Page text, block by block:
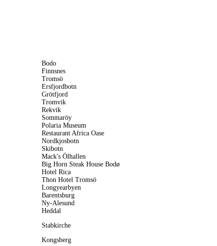
Bodo
Finnsnes
Tromsö
Ersfjordbotn
Grötfjord
Tromvik
Rekvik
Sommaröy
Polaria Museum
Restaurant Africa Oase
Nordkjosbotn
Skibotn
Mack's Ölhallen
Big Horn Steak House Bodø
Hotel Rica
Thon Hotel Tromsö
Longyearbyen
Barentsburg
Ny-Alesund
Heddal
Stabkirche
Kongsberg